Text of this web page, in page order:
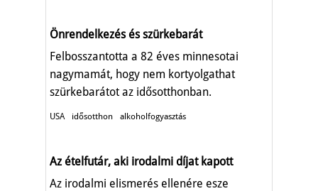
Önrendelkezés és szürkebarát
Felbosszantotta a 82 éves minnesotai
nagymamát, hogy nem kortyolgathat
szürkebarátot az idősotthonban.
USA idősotthon alkoholfogyasztás
Az ételfutár, aki irodalmi díjat kapott
Az irodalmi elismerés ellenére esze